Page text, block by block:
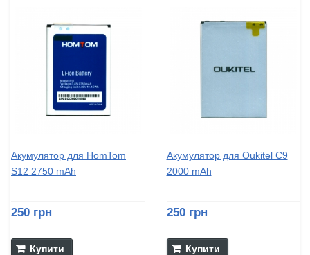
Акумулятор для HomTom
S12 2750 mAh
250 грн
Купити
Акумулятор для Oukitel C9
2000 mAh
250 грн
Купити